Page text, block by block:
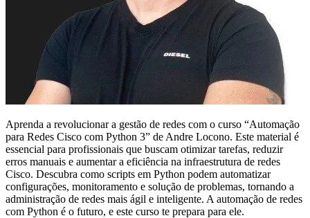
Aprenda a revolucionar a gestão de redes com o curso “Automação
para Redes Cisco com Python 3” de Andre Locono. Este material é
essencial para profissionais que buscam otimizar tarefas, reduzir
erros manuais e aumentar a eficiência na infraestrutura de redes
Cisco. Descubra como scripts em Python podem automatizar
configurações, monitoramento e solução de problemas, tornando a
administração de redes mais ágil e inteligente. A automação de redes
com Python é o futuro, e este curso te prepara para ele.